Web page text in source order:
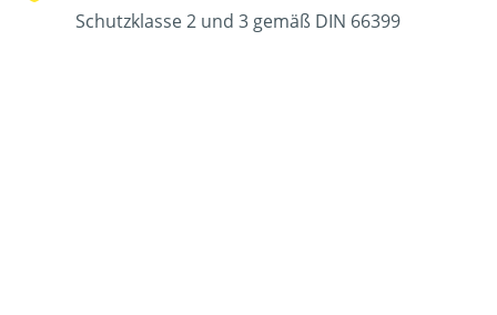
Schutzklasse 2 und 3 gemäß DIN 66399